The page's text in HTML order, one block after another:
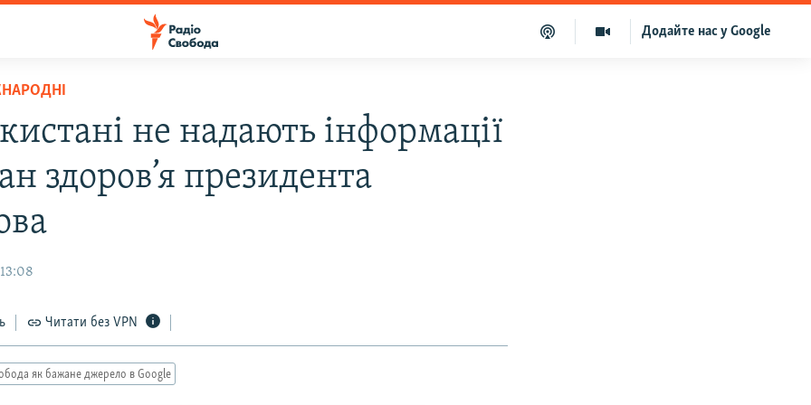
Додайте нас у Google
не надають інформації
здоров’я президента
Читати без VPN
як бажане джерело в Google